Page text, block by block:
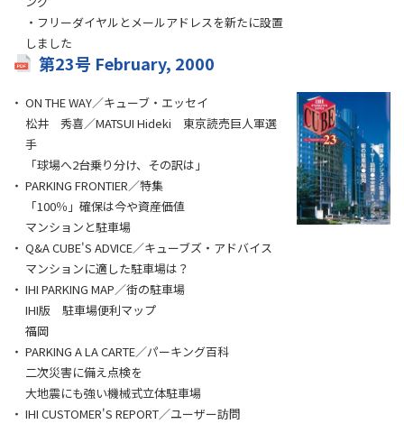
・フリーダイヤルとメールアドレスを新たに設置
しました
第23号 February, 2000
ON THE WAY／キューブ・エッセイ
松井 秀喜／MATSUI Hideki 東京読売巨人軍選
手
「球場へ2台乗り分け、その訳は」
PARKING FRONTIER／特集
「100％」確保は今や資産価値
マンションと駐車場
Q&A CUBE'S ADVICE／キューブズ・アドバイス
マンションに適した駐車場は？
IHI PARKING MAP／街の駐車場
IHI版 駐車場便利マップ
福岡
PARKING A LA CARTE／パーキング百科
二次災害に備え点検を
大地震にも強い機械式立体駐車場
IHI CUSTOMER'S REPORT／ユーザー訪問